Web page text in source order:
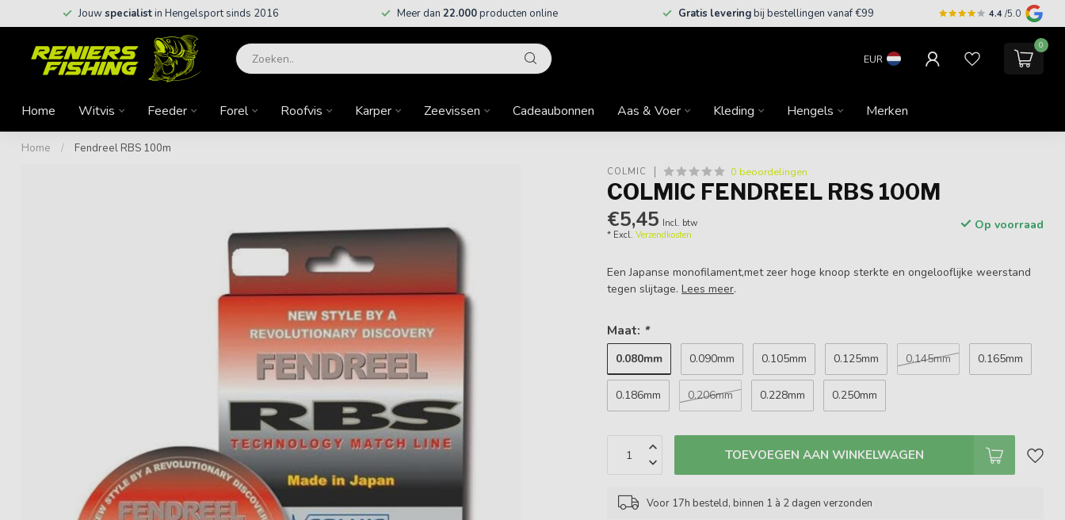
Jouwspecialistin Hengelsport sinds 2016 Meer dan 22.000producten online Gratis leveringbij bestellingen vanaf €99 4.4 /5.0
EUR
0
Home Witvis Feeder Forel Roofvis Karper Zeevissen Cadeaubonnen Aas & Voer Kleding Hengels Merken
Home / Fendreel RBS 100m
COLMIC 0 beoordelingen
COLMIC FENDREEL RBS 100M
€5,45 Incl. btw
* Excl.Verzendkosten
Op voorraad
Een Japanse monofilament,met zeer hoge knoop sterkte en ongelooflijke weerstand
tegen slijtage.Lees meer.
Maat: *
0.080mm 0.090mm 0.105mm 0.125mm 0.145mm 0.165mm
0.186mm 0.206mm 0.228mm 0.250mm
TOEVOEGEN AAN WINKELWAGEN
Voor 17h besteld, binnen 1 à 2 dagen verzonden